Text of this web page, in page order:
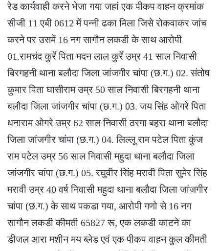
रेड कार्यवाही करने भेजा गया जहां एक पीकप वाहन क्रमांक
सीजी 11 एबी 0612 में पन्नी ढका मिला जिसे रोकवाकर जांच
करने पर उसमें 16 नग सागौन लकडी के साथ आरोपी
01.रामचंद कुर्रे पिता मदन लाल कुर्रे उम्र 41 साल निवासी
बिरगहनी थाना बलौदा जिला जांजगीर चांपा (छ.ग.) 02. संतोष
कुमार पिता घासीराम उम्र 50 साल निवासी बिरगहनी थाना
बलौदा जिला जांजगीर चांपा (छ.ग.) 03. जय सिंह ओगरे पिता
धनाराम ओगरे उम्र 62 साल निवासी ठरगा बहरा थाना बलौदा
जिला जांजगीर चांपा (छ.ग.) 04. लिल्लू राम पटेल पिता कुंज
राम पटेल उम्र 56 साल निवासी महुदा थाना बलौदा जिला
जांजगीर चांपा (छ.ग.) 05. रघुवीर सिंह मरावी पिता सुमेर सिंह
मरावी उम्र 40 वर्ष निवासी महुदा थाना बलौदा जिला जांजगीर
चांपा (छ.ग.) के साथ पकडा गया, आरोपी गणो से 16 नग
सागौन लकडी कीमती 65827 रू, एक लकडी काटने का
डीजल आरा मशीन मय ब्लेड एवं एक पीकप वाहन कुल कीमती